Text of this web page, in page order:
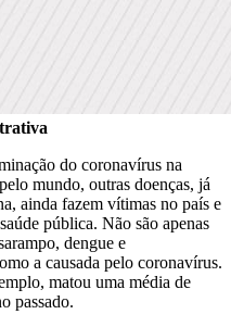
do coronavírus na
mundo, outras doenças, já
ainda fazem vítimas no país e
pública. Não são apenas
dengue e
a causada pelo coronavírus.
matou uma média de
passado.